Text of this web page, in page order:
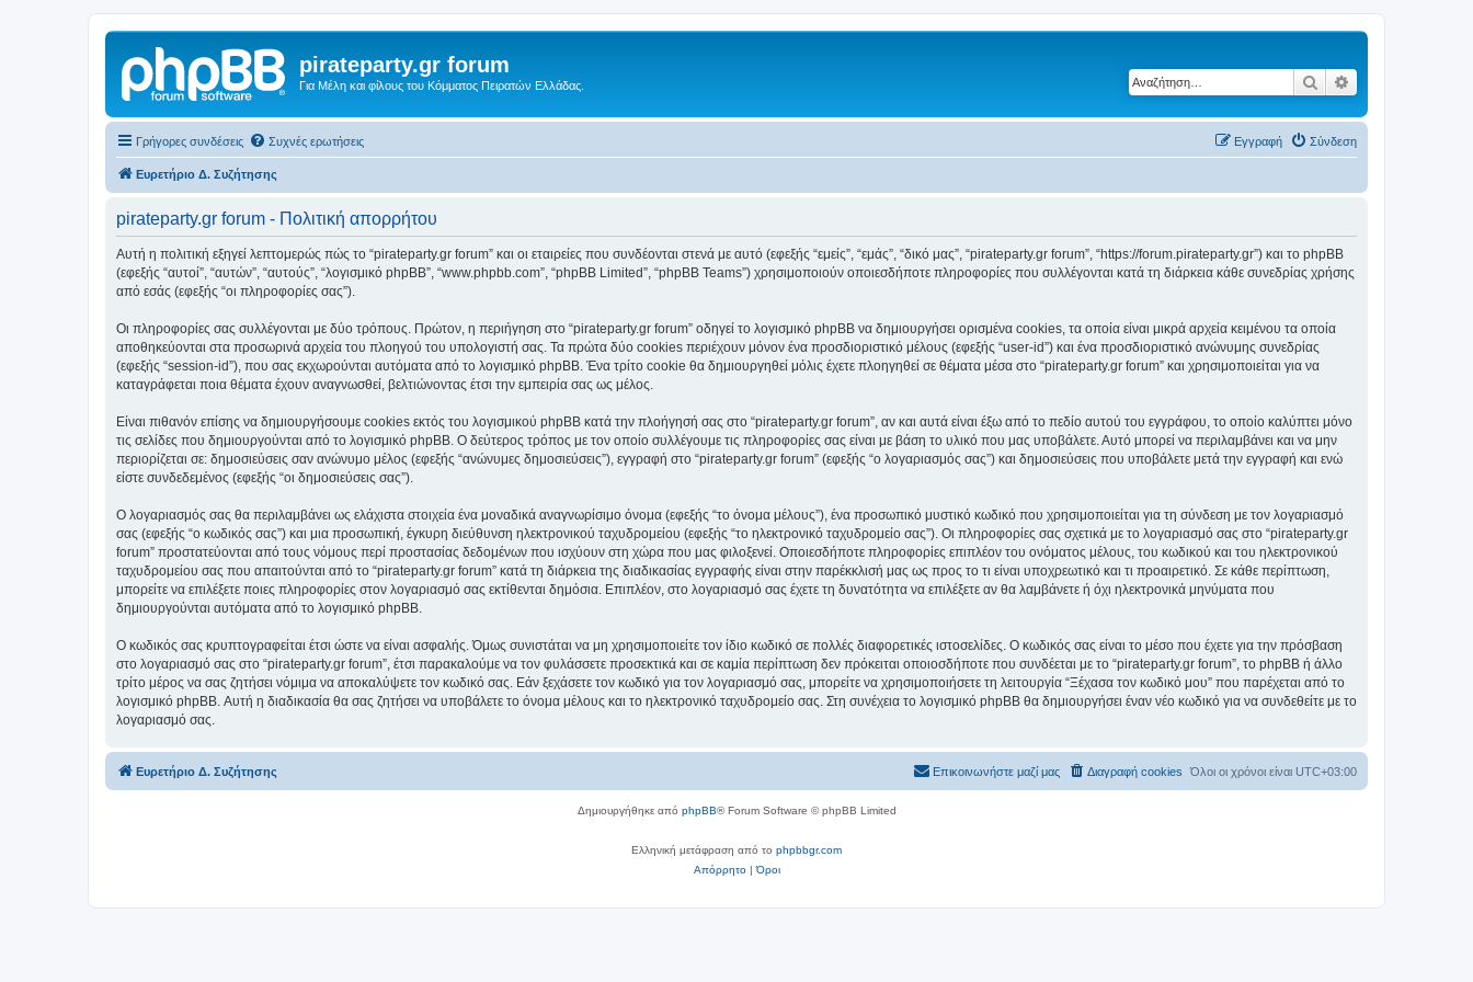
pirateparty.gr forum
Για Μέλη και φίλους του Κόμματος Πειρατών Ελλάδας. Αναζήτηση
Γρήγορες συνδέσεις Συχνές ερωτήσεις Σύνδεση
Εγγραφή
Ευρετήριο Δ. Συζήτησης
pirateparty.gr forum - Πολιτική απορρήτου
Αυτή η πολιτική εξηγεί λεπτομερώς πώς το “pirateparty.gr forum” και οι εταιρείες που συνδέονται στενά με αυτό (εφεξής “εμείς”, “εμάς”, “δικό μας”, “pirateparty.gr forum”, “https://forum.pirateparty.gr”) και το phpBB
(εφεξής “αυτοί”, “αυτών”, “αυτούς”, “λογισμικό phpBB”, “www.phpbb.com”, “phpBB Limited”, “phpBB Teams”) χρησιμοποιούν οποιεσδήποτε πληροφορίες που συλλέγονται κατά τη διάρκεια κάθε συνεδρίας χρήσης
από εσάς (εφεξής “οι πληροφορίες σας”).
Οι πληροφορίες σας συλλέγονται με δύο τρόπους. Πρώτον, η περιήγηση στο “pirateparty.gr forum” οδηγεί το λογισμικό phpBB να δημιουργήσει ορισμένα cookies, τα οποία είναι μικρά αρχεία κειμένου τα οποία
αποθηκεύονται στα προσωρινά αρχεία του πλοηγού του υπολογιστή σας. Τα πρώτα δύο cookies περιέχουν μόνον ένα προσδιοριστικό μέλους (εφεξής “user-id”) και ένα προσδιοριστικό ανώνυμης συνεδρίας
(εφεξής “session-id”), που σας εκχωρούνται αυτόματα από το λογισμικό phpBB. Ένα τρίτο cookie θα δημιουργηθεί μόλις έχετε πλοηγηθεί σε θέματα μέσα στο “pirateparty.gr forum” και χρησιμοποιείται για να
καταγράφεται ποια θέματα έχουν αναγνωσθεί, βελτιώνοντας έτσι την εμπειρία σας ως μέλος.
Είναι πιθανόν επίσης να δημιουργήσουμε cookies εκτός του λογισμικού phpBB κατά την πλοήγησή σας στο “pirateparty.gr forum”, αν και αυτά είναι έξω από το πεδίο αυτού του εγγράφου, το οποίο καλύπτει μόνο
τις σελίδες που δημιουργούνται από το λογισμικό phpBB. Ο δεύτερος τρόπος με τον οποίο συλλέγουμε τις πληροφορίες σας είναι με βάση το υλικό που μας υποβάλετε. Αυτό μπορεί να περιλαμβάνει και να μην
περιορίζεται σε: δημοσιεύσεις σαν ανώνυμο μέλος (εφεξής “ανώνυμες δημοσιεύσεις”), εγγραφή στο “pirateparty.gr forum” (εφεξής “ο λογαριασμός σας”) και δημοσιεύσεις που υποβάλετε μετά την εγγραφή και ενώ
είστε συνδεδεμένος (εφεξής “οι δημοσιεύσεις σας”).
Ο λογαριασμός σας θα περιλαμβάνει ως ελάχιστα στοιχεία ένα μοναδικά αναγνωρίσιμο όνομα (εφεξής “το όνομα μέλους”), ένα προσωπικό μυστικό κωδικό που χρησιμοποιείται για τη σύνδεση με τον λογαριασμό
σας (εφεξής “ο κωδικός σας”) και μια προσωπική, έγκυρη διεύθυνση ηλεκτρονικού ταχυδρομείου (εφεξής “το ηλεκτρονικό ταχυδρομείο σας”). Οι πληροφορίες σας σχετικά με το λογαριασμό σας στο “pirateparty.gr
forum” προστατεύονται από τους νόμους περί προστασίας δεδομένων που ισχύουν στη χώρα που μας φιλοξενεί. Οποιεσδήποτε πληροφορίες επιπλέον του ονόματος μέλους, του κωδικού και του ηλεκτρονικού
ταχυδρομείου σας που απαιτούνται από το “pirateparty.gr forum” κατά τη διάρκεια της διαδικασίας εγγραφής είναι στην παρέκκλισή μας ως προς το τι είναι υποχρεωτικό και τι προαιρετικό. Σε κάθε περίπτωση,
μπορείτε να επιλέξετε ποιες πληροφορίες στον λογαριασμό σας εκτίθενται δημόσια. Επιπλέον, στο λογαριασμό σας έχετε τη δυνατότητα να επιλέξετε αν θα λαμβάνετε ή όχι ηλεκτρονικά μηνύματα που
δημιουργούνται αυτόματα από το λογισμικό phpBB.
Ο κωδικός σας κρυπτογραφείται έτσι ώστε να είναι ασφαλής. Όμως συνιστάται να μη χρησιμοποιείτε τον ίδιο κωδικό σε πολλές διαφορετικές ιστοσελίδες. Ο κωδικός σας είναι το μέσο που έχετε για την πρόσβαση
στο λογαριασμό σας στο “pirateparty.gr forum”, έτσι παρακαλούμε να τον φυλάσσετε προσεκτικά και σε καμία περίπτωση δεν πρόκειται οποιοσδήποτε που συνδέεται με το “pirateparty.gr forum”, το phpBB ή άλλο
τρίτο μέρος να σας ζητήσει νόμιμα να αποκαλύψετε τον κωδικό σας. Εάν ξεχάσετε τον κωδικό για τον λογαριασμό σας, μπορείτε να χρησιμοποιήσετε τη λειτουργία “Ξέχασα τον κωδικό μου” που παρέχεται από το
λογισμικό phpBB. Αυτή η διαδικασία θα σας ζητήσει να υποβάλετε το όνομα μέλους και το ηλεκτρονικό ταχυδρομείο σας. Στη συνέχεια το λογισμικό phpBB θα δημιουργήσει έναν νέο κωδικό για να συνδεθείτε με το
λογαριασμό σας.
Ευρετήριο Δ. Συζήτησης Όλοι οι χρόνοι είναι UTC+03:00
Διαγραφή cookies
Επικοινωνήστε μαζί μας
Δημιουργήθηκε από phpBB® Forum Software © phpBB Limited
Ελληνική μετάφραση από το phpbbgr.com
Απόρρητο|Όροι